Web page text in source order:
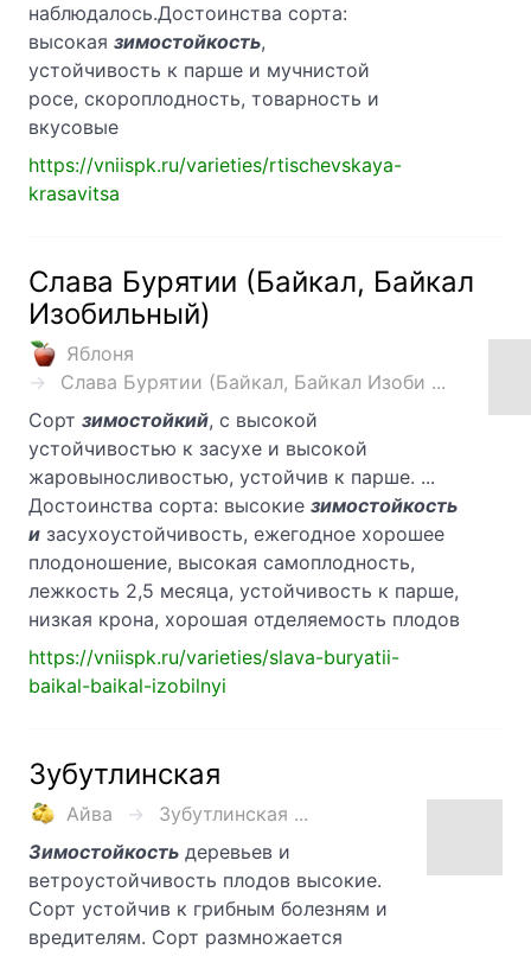
наблюдалось.Достоинства сорта:
высокая зимостойкость,
устойчивость к парше и муч­нистой
росе, скороплодность, товарность и
вкусовые
https://vniispk.ru/varieties/rtischevskaya-
krasavitsa
Слава Бурятии (Байкал, Байкал
Изобильный)
Яблоня
Слава Бурятии (Байкал, Байкал Изоби ...
Сорт зимостойкий, с высокой
устойчивостью к засухе и высокой
жаровыносливостью, устойчив к парше. ...
Достоинства сорта: высокие зимостойкость
и засухоустойчивость, ежегодное хорошее
плодоношение, высокая самоплодность,
лежкость 2,5 месяца, устойчивость к парше,
низкая крона, хорошая отделяемость плодов
https://vniispk.ru/varieties/slava-buryatii-
baikal-baikal-izobilnyi
Зубутлинская
Айва
Зубутлинская ...
Зимостойкость деревьев и
ветроустойчивость плодов высокие.
Сорт устойчив к грибным болезням и
вредителям. Сорт размножается